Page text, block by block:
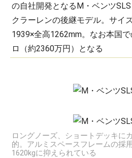
の自社開発となるM・ベンツ
クラーレンの後継モデル。サイ
1939×全高1262mm。なお本国
ロ（約2360万円）となる
ロングノーズ、ショートデッキに
的。アルミスペースフレームの採
1620kgに抑えられている